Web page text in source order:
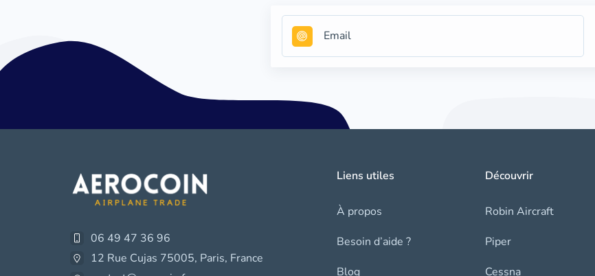
06 49 47 36 96
12 Rue Cujas 75005, Paris, France
Liens utiles
À propos
Besoin d’aide ?
Blog
Découvrir
Robin Aircraft
Piper
Cessna